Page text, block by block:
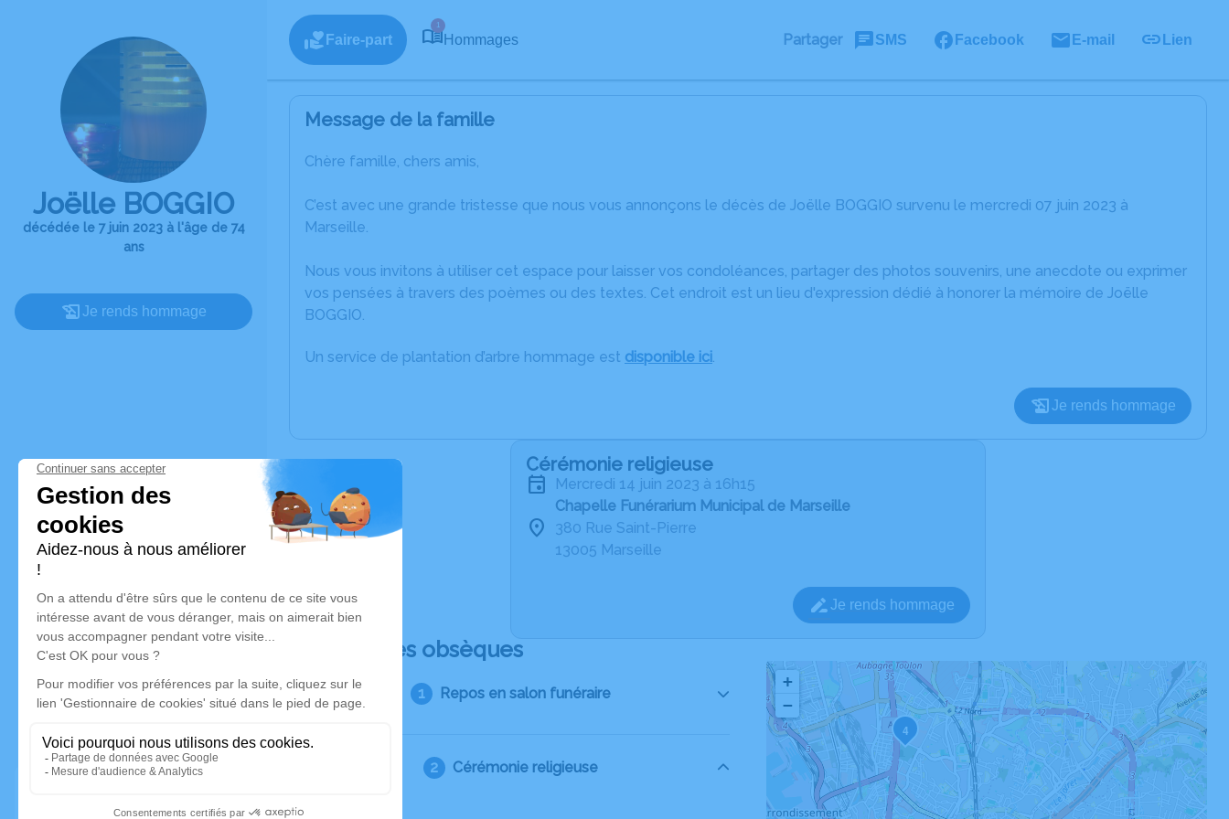
Joëlle BOGGIO
décédée le 7 juin 2023 à l'âge de 74
ans
Je rends hommage
Faire-part
1
Hommages Partager SMS Facebook E-mail Lien
Message de la famille
Chère famille, chers amis,
C’est avec une grande tristesse que nous vous annonçons le décès de Joëlle BOGGIO survenu le mercredi 07 juin 2023 à
Marseille.
Nous vous invitons à utiliser cet espace pour laisser vos condoléances, partager des photos souvenirs, une anecdote ou exprimer
vos pensées à travers des poèmes ou des textes. Cet endroit est un lieu d'expression dédié à honorer la mémoire de Joëlle
BOGGIO.
Un service de plantation d’arbre hommage est disponible ici.
Je rends hommage
Cérémonie religieuse
mercredi 14 juin 2023 à 16h15
Chapelle Funérarium Municipal de Marseille
380 Rue Saint-Pierre
13005 Marseille
Je rends hommage
Déroulé des obsèques
Repos en salon funéraire
Cérémonie religieuse
4
+
−